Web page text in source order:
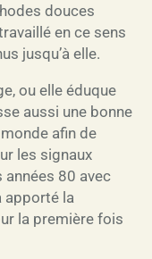
douces
en ce sens
jusqu’à elle.
ou elle éduque
aussi une bonne
afin de
les signaux
années 80 avec
apporté la
la première fois